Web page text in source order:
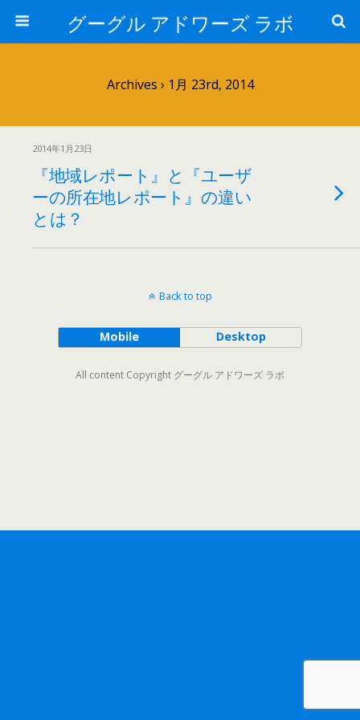
グーグル アドワーズ ラボ
Archives › 1月 23rd, 2014
2014年1月23日
『地域レポート』と『ユーザ
ーの所在地レポート』の違い
とは？
Back to top
Mobile Desktop
All content Copyright グーグル アドワーズ ラボ